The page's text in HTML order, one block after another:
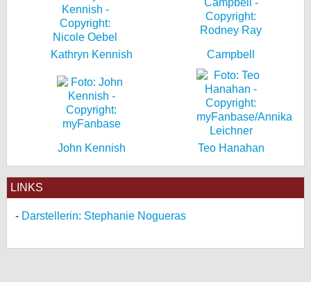
Kathryn Kennish Campbell
John Kennish Teo Hanahan
LINKS
Darstellerin: Stephanie Nogueras